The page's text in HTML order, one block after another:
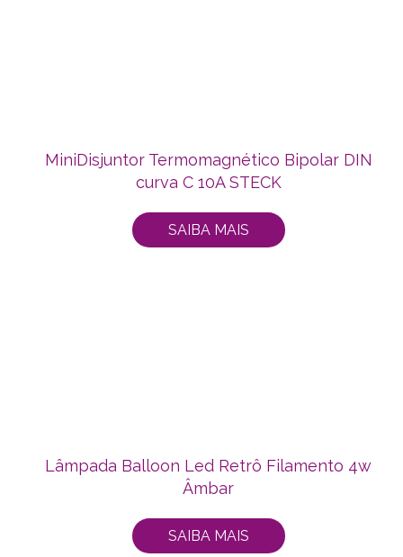
MiniDisjuntor Termomagnético Bipolar DIN
curva C 10A STECK
SAIBA MAIS
Lâmpada Balloon Led Retrô Filamento 4w
Âmbar
SAIBA MAIS